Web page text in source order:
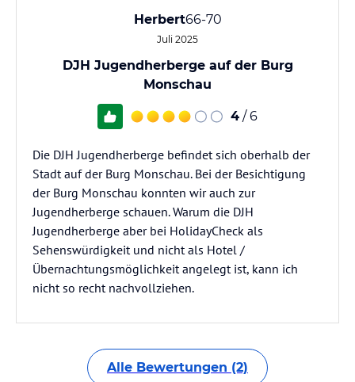
Herbert66-70
Juli 2025
DJH Jugendherberge auf der Burg
Monschau
4 / 6
Die DJH Jugendherberge befindet sich oberhalb der
Stadt auf der Burg Monschau. Bei der Besichtigung
der Burg Monschau konnten wir auch zur
Jugendherberge schauen. Warum die DJH
Jugendherberge aber bei HolidayCheck als
Sehenswürdigkeit und nicht als Hotel /
Übernachtungsmöglichkeit angelegt ist, kann ich
nicht so recht nachvollziehen.
Alle Bewertungen (2)